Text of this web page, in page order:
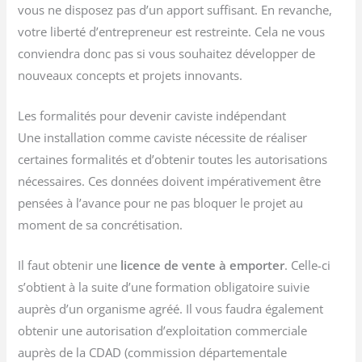
vous ne disposez pas d’un apport suffisant. En revanche,
votre liberté d’entrepreneur est restreinte. Cela ne vous
conviendra donc pas si vous souhaitez développer de
nouveaux concepts et projets innovants.
Les formalités pour devenir caviste indépendant
Une installation comme caviste nécessite de réaliser
certaines formalités et d’obtenir toutes les autorisations
nécessaires. Ces données doivent impérativement être
pensées à l’avance pour ne pas bloquer le projet au
moment de sa concrétisation.
Il faut obtenir une licence de vente à emporter. Celle-ci
s’obtient à la suite d’une formation obligatoire suivie
auprès d’un organisme agréé. Il vous faudra également
obtenir une autorisation d’exploitation commerciale
auprès de la CDAD (commission départementale